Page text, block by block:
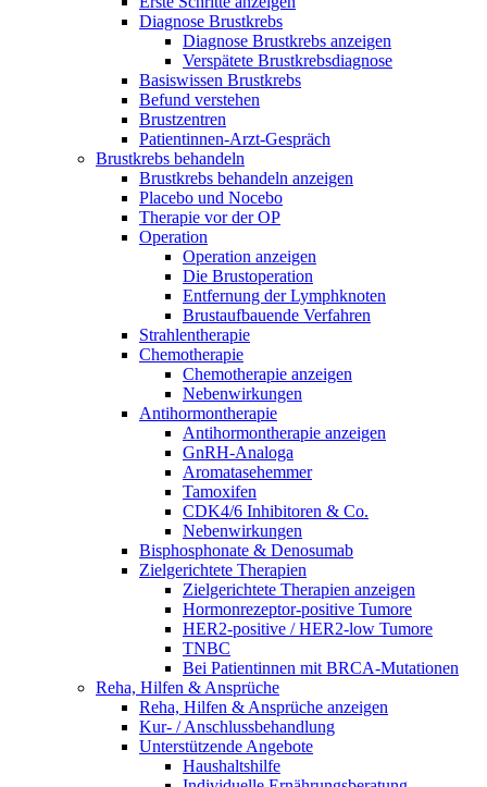
Diagnose Brustkrebs
Diagnose Brustkrebs anzeigen
Verspätete Brustkrebsdiagnose
Basiswissen Brustkrebs
Befund verstehen
Brustzentren
Patientinnen-Arzt-Gespräch
Brustkrebs behandeln
Brustkrebs behandeln anzeigen
Placebo und Nocebo
Therapie vor der OP
Operation
Operation anzeigen
Die Brustoperation
Entfernung der Lymphknoten
Brustaufbauende Verfahren
Strahlentherapie
Chemotherapie
Chemotherapie anzeigen
Nebenwirkungen
Antihormontherapie
Antihormontherapie anzeigen
GnRH-Analoga
Aromatasehemmer
Tamoxifen
CDK4/6 Inhibitoren & Co.
Nebenwirkungen
Bisphosphonate & Denosumab
Zielgerichtete Therapien
Zielgerichtete Therapien anzeigen
Hormonrezeptor-positive Tumore
HER2-positive / HER2-low Tumore
TNBC
Bei Patientinnen mit BRCA-Mutationen
Reha, Hilfen & Ansprüche
Reha, Hilfen & Ansprüche anzeigen
Kur- / Anschlussbehandlung
Unterstützende Angebote
Haushaltshilfe